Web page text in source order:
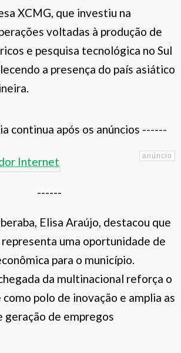
XCMG, que investiu na
voltadas à produção de
e pesquisa tecnológica no Sul
a presença do país asiático
continua após os anúncios ------
------
Elisa Araújo, destacou que
uma oportunidade de
para o município.
da multinacional reforça o
polo de inovação e amplia as
geração de empregos